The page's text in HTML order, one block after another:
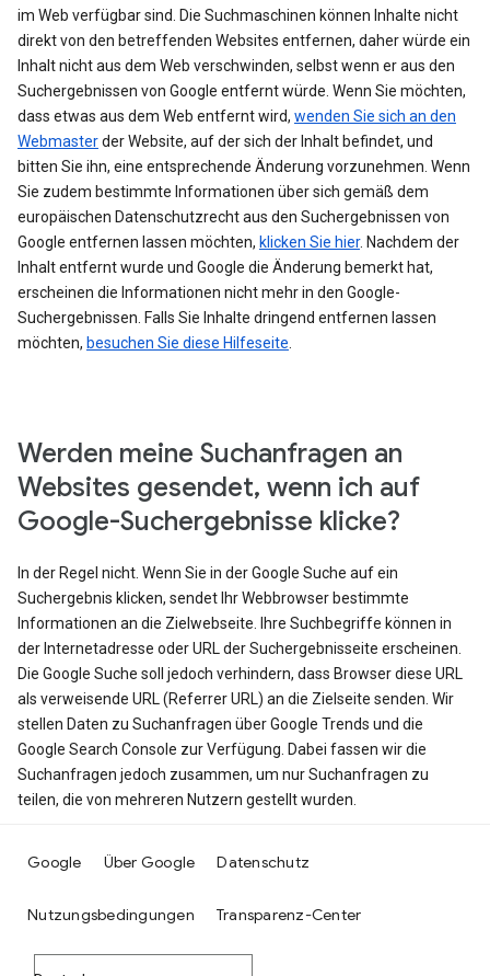
im Web verfügbar sind. Die Suchmaschinen können Inhalte nicht
direkt von den betreffenden Websites entfernen, daher würde ein
Inhalt nicht aus dem Web verschwinden, selbst wenn er aus den
Suchergebnissen von Google entfernt würde. Wenn Sie möchten,
dass etwas aus dem Web entfernt wird, wenden Sie sich an den
Webmasterder Website, auf der sich der Inhalt befindet, und
bitten Sie ihn, eine entsprechende Änderung vorzunehmen. Wenn
Sie zudem bestimmte Informationen über sich gemäß dem
europäischen Datenschutzrecht aus den Suchergebnissen von
Google entfernen lassen möchten, klicken Sie hier. Nachdem der
Inhalt entfernt wurde und Google die Änderung bemerkt hat,
erscheinen die Informationen nicht mehr in den Google-
Suchergebnissen. Falls Sie Inhalte dringend entfernen lassen
möchten, besuchen Sie diese Hilfeseite
Werden meine Suchanfragen an
Websites gesendet, wenn ich auf
Google-Suchergebnisse klicke?
In der Regel nicht. Wenn Sie in der Google Suche auf ein
Suchergebnis klicken, sendet Ihr Webbrowser bestimmte
Informationen an die Zielwebseite. Ihre Suchbegriffe können in
der Internetadresse oder URL der Suchergebnisseite erscheinen.
Die Google Suche soll jedoch verhindern, dass Browser diese URL
als verweisende URL (Referrer URL) an die Zielseite senden. Wir
stellen Daten zu Suchanfragen über Google Trends und die
Google Search Console zur Verfügung. Dabei fassen wir die
Suchanfragen jedoch zusammen, um nur Suchanfragen zu
teilen, die von mehreren Nutzern gestellt wurden.
Google Über Google Datenschutz
Nutzungsbedingungen Transparenz-Center